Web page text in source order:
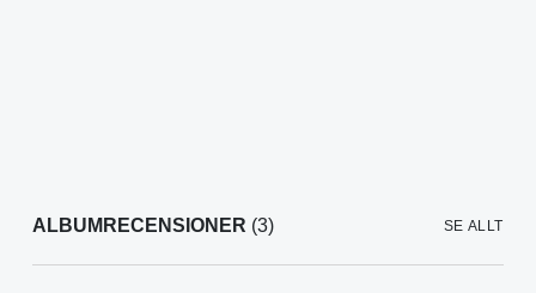
ALBUMRECENSIONER (3) SE ALLT